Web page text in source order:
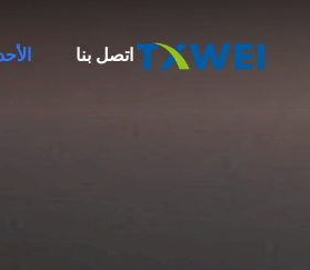
اتصل بنا